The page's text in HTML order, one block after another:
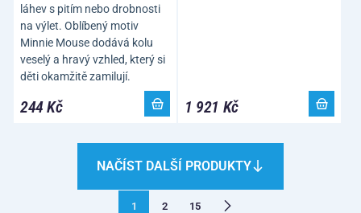
láhev s pitím nebo drobnosti
na výlet. Oblíbený motiv
Minnie Mouse dodává kolu
veselý a hravý vzhled, který si
děti okamžitě zamilují.
244 Kč 1 921 Kč
NAČÍST DALŠÍ PRODUKTY
1 2 15